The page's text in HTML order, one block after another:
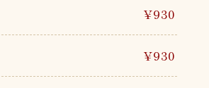
¥930
¥930